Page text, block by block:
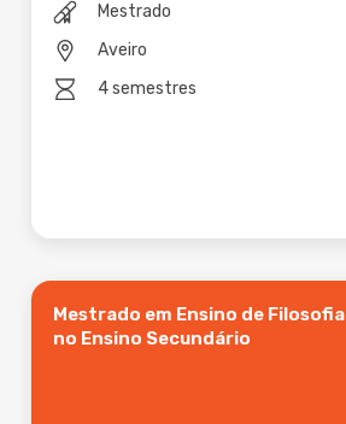
Mestrado
Aveiro
4 semestres
Mestrado em Ensino de Filosofia
no Ensino Secundário